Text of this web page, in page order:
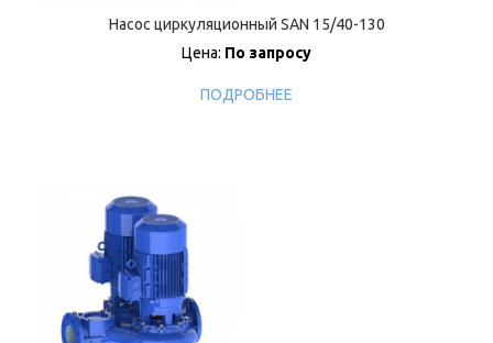
Насос циркуляционный SAN 15/40-130
Цена: По запросу
ПОДРОБНЕЕ